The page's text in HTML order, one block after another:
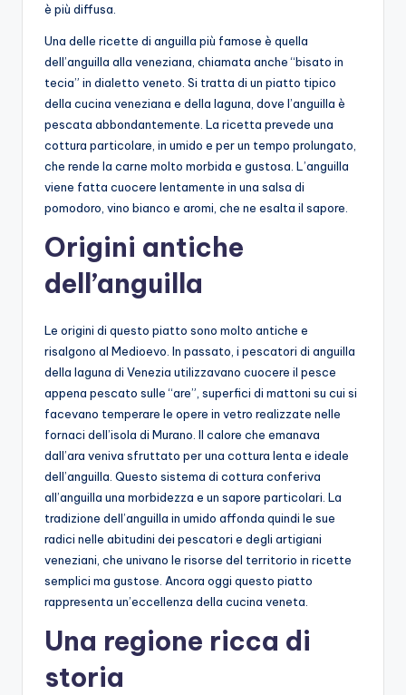
è più diffusa.
Una delle ricette di anguilla più famose è quella
dell’anguilla alla veneziana, chiamata anche “bisato in
tecia” in dialetto veneto. Si tratta di un piatto tipico
della cucina veneziana e della laguna, dove l’anguilla è
pescata abbondantemente. La ricetta prevede una
cottura particolare, in umido e per un tempo prolungato,
che rende la carne molto morbida e gustosa. L’anguilla
viene fatta cuocere lentamente in una salsa di
pomodoro, vino bianco e aromi, che ne esalta il sapore.
Origini antiche
dell’anguilla
Le origini di questo piatto sono molto antiche e
risalgono al Medioevo. In passato, i pescatori di anguilla
della laguna di Venezia utilizzavano cuocere il pesce
appena pescato sulle “are”, superfici di mattoni su cui si
facevano temperare le opere in vetro realizzate nelle
fornaci dell’isola di Murano. Il calore che emanava
dall’ara veniva sfruttato per una cottura lenta e ideale
dell’anguilla. Questo sistema di cottura conferiva
all’anguilla una morbidezza e un sapore particolari. La
tradizione dell’anguilla in umido affonda quindi le sue
radici nelle abitudini dei pescatori e degli artigiani
veneziani, che univano le risorse del territorio in ricette
semplici ma gustose. Ancora oggi questo piatto
rappresenta un’eccellenza della cucina veneta.
Una regione ricca di
storia